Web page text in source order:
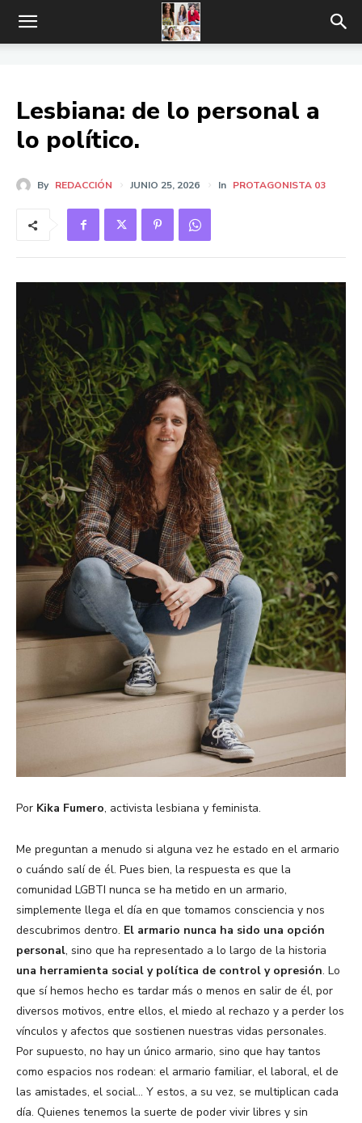
Lesbiana: de lo personal a
lo político.
By REDACCIÓN JUNIO 25, 2026 In PROTAGONISTA 03
Por Kika Fumero, activista lesbiana y feminista.
Me preguntan a menudo si alguna vez he estado en el armario
o cuándo salí de él. Pues bien, la respuesta es que la
comunidad LGBTI nunca se ha metido en un armario,
simplemente llega el día en que tomamos consciencia y nos
descubrimos dentro. El armario nunca ha sido una opción
personal, sino que ha representado a lo largo de la historia
una herramienta social y política de control y opresión. Lo
que sí hemos hecho es tardar más o menos en salir de él, por
diversos motivos, entre ellos, el miedo al rechazo y a perder los
vínculos y afectos que sostienen nuestras vidas personales.
Por supuesto, no hay un único armario, sino que hay tantos
como espacios nos rodean: el armario familiar, el laboral, el de
las amistades, el social… Y estos, a su vez, se multiplican cada
día. Quienes tenemos la suerte de poder vivir libres y sin